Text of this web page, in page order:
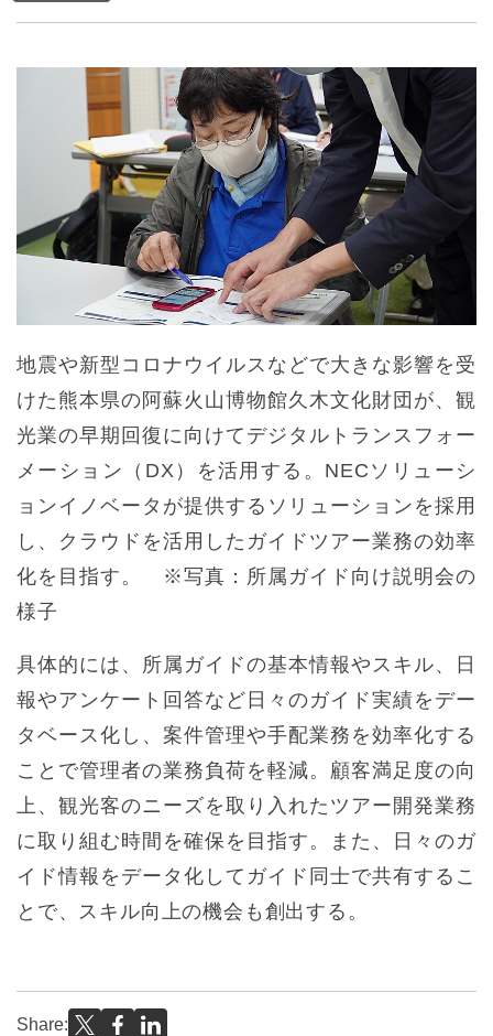
地震や新型コロナウイルスなどで大きな影響を受
けた熊本県の阿蘇火山博物館久木文化財団が、観
光業の早期回復に向けてデジタルトランスフォー
メーション（DX）を活用する。NECソリューシ
ョンイノベータが提供するソリューションを採用
し、クラウドを活用したガイドツアー業務の効率
化を目指す。 ※写真：所属ガイド向け説明会の
様子
具体的には、所属ガイドの基本情報やスキル、日
報やアンケート回答など日々のガイド実績をデー
タベース化し、案件管理や手配業務を効率化する
ことで管理者の業務負荷を軽減。顧客満足度の向
上、観光客のニーズを取り入れたツアー開発業務
に取り組む時間を確保を目指す。また、日々のガ
イド情報をデータ化してガイド同士で共有するこ
とで、スキル向上の機会も創出する。
Share: